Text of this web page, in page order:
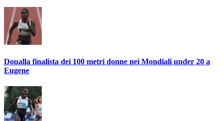
Doualla finalista dei 100 metri donne nei Mondiali under 20 a
Eugene